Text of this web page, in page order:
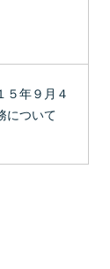
５年９月４
について